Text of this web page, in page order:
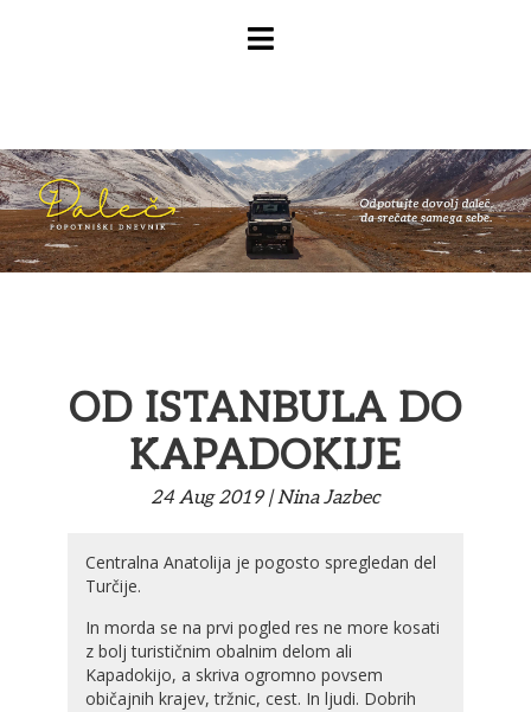
OD ISTANBULA DO
KAPADOKIJE
24 Aug 2019 | Nina Jazbec
Centralna Anatolija je pogosto spregledan del
Turčije.
In morda se na prvi pogled res ne more kosati
z bolj turističnim obalnim delom ali
Kapadokijo, a skriva ogromno povsem
običajnih krajev, tržnic, cest. In ljudi. Dobrih